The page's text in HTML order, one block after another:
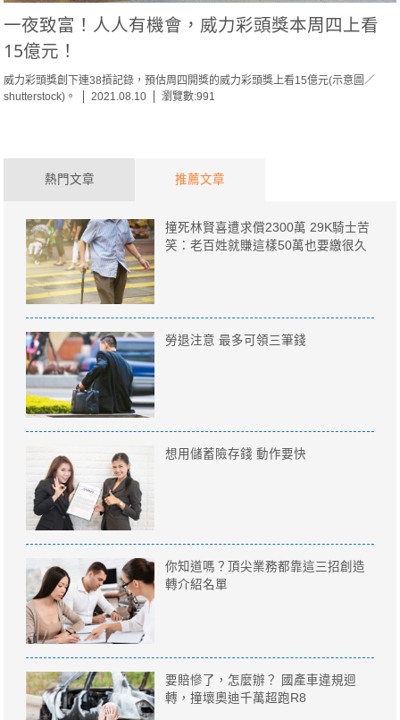
一夜致富！人人有機會，威力彩頭獎本周四上看
15億元！
威力彩頭獎創下連38摃記錄，預估周四開獎的威力彩頭獎上看15億元(示意圖／
shutterstock)。
2021.08.10 瀏覽數:991
熱門文章 推薦文章
撞死林賢喜遭求償2300萬 29K騎士苦
笑：老百姓就賺這樣50萬也要繳很久
勞退注意 最多可領三筆錢
想用儲蓄險存錢 動作要快
你知道嗎？頂尖業務都靠這三招創造
轉介紹名單
要賠慘了，怎麼辦？ 國產車違規迴
轉，撞壞奧迪千萬超跑R8